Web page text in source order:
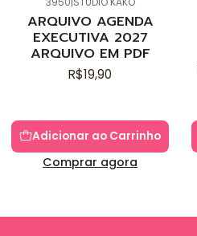
ARQUIVO AGENDA
EXECUTIVA 2027
ARQUIVO EM PDF
R$19,90
Adicionar ao Carrinho
Comprar agora